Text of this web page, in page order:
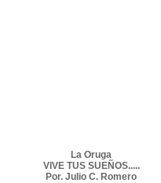
La Oruga
VIVE TUS SUEÑOS.....
Por. Julio C. Romero